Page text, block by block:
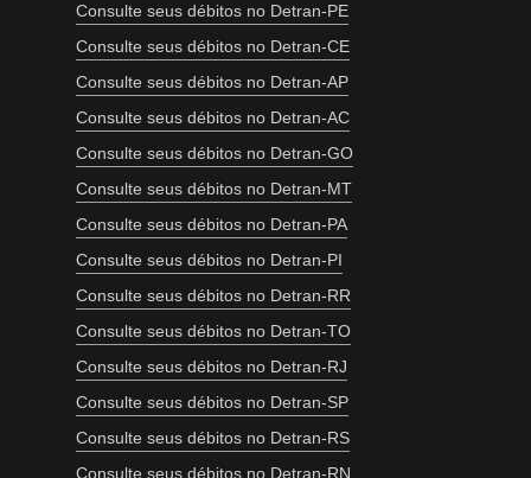
Consulte seus débitos no Detran-PE
Consulte seus débitos no Detran-CE
Consulte seus débitos no Detran-AP
Consulte seus débitos no Detran-AC
Consulte seus débitos no Detran-GO
Consulte seus débitos no Detran-MT
Consulte seus débitos no Detran-PA
Consulte seus débitos no Detran-PI
Consulte seus débitos no Detran-RR
Consulte seus débitos no Detran-TO
Consulte seus débitos no Detran-RJ
Consulte seus débitos no Detran-SP
Consulte seus débitos no Detran-RS
Consulte seus débitos no Detran-RN